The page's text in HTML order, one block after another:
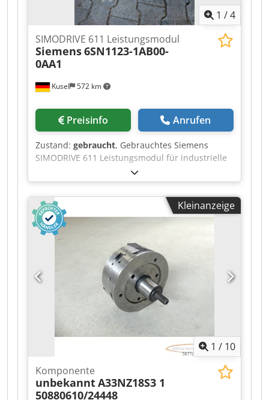
nehmen Sie gerne Kontakt mit uns auf. Wir
helfen Ihnen gerne weiter.
1 /4
Kusel 572 km
SIMODRIVE 611 Leistungsmodul
Siemens6SN1123-1AB00-
0AA1
Preisinfo Anrufen
Zustand: gebraucht, Gebrauchtes Siemens
SIMODRIVE 611 Leistungsmodul für industrielle
CNC- und Servoachsen. Hersteller: Siemens
Serie: SIMODRIVE 611 Produkttyp:
Leistungsmodul Modell: 6SN1123-1AB00-0AA1
Einsatzbereich: CNC-Antriebstechnik Bauform:
Einschubtechnik Montageart:
Schaltschrankmontage Kühlung: Luftkühlung
Djdpfxozr T Dqj Afrokr Zustand: Gebraucht
Kleinanzeige
1 / 10
Komponente
unbekanntA33NZ18S3 1
50880610/24448